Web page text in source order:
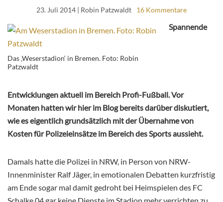
23. Juli 2014 | Robin Patzwaldt 16 Kommentare
Das ‚Weserstadion‘ in Bremen. Foto: Robin
Patzwaldt
Spannende
Entwicklungen aktuell im Bereich Profi-Fußball. Vor
Monaten hatten wir hier im Blog bereits darüber diskutiert,
wie es eigentlich grundsätzlich mit der Übernahme von
Kosten für Polizeieinsätze im Bereich des Sports aussieht.
Damals hatte die Polizei in NRW, in Person von NRW-
Innenminister Ralf Jäger, in emotionalen Debatten kurzfristig
am Ende sogar mal damit gedroht bei Heimspielen des FC